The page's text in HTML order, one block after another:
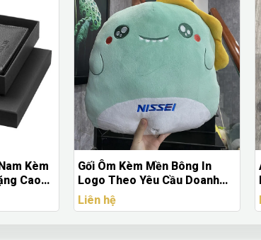
Bông In
Cầu Doanh
Tặng Cao Cấp
Áo Khoác Vải Dù Liberty In
Logo - Chất Lượng Cao, Giá
Tốt
Liên hệ